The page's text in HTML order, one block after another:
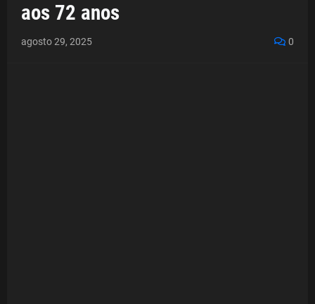
aos 72 anos
agosto 29, 2025 0